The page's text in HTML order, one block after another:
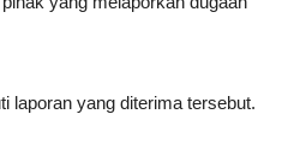
laporan yang diterima tersebut.